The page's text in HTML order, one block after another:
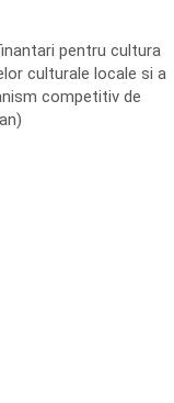
pentru cultura
culturale locale si a
competitiv de